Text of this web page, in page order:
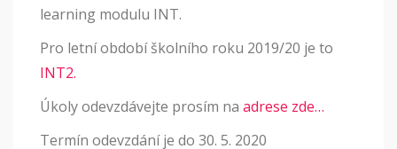
learning modulu INT.
Pro letní období školního roku 2019/20 je to
INT2.
Úkoly odevzdávejte prosím na adrese zde…
Termín odevzdání je do 30. 5. 2020